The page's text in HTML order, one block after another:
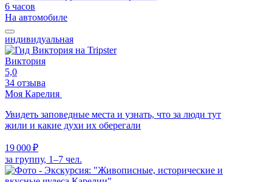
6 часов
На автомобиле
индивидуальная
Виктория
5,0
34 отзыва
Моя Карелия
Увидеть заповедные места и узнать, что за люди тут
жили и какие духи их оберегали
19 000 ₽
за группу, 1–7 чел.